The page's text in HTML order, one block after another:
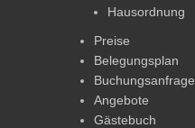
Hausordnung
Preise
Belegungsplan
Buchungsanfrage
Angebote
Gästebuch